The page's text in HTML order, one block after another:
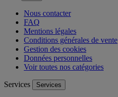
Nous contacter
FAQ
Mentions légales
Conditions générales de vente
Gestion des cookies
Données personnelles
Voir toutes nos catégories
Services Services